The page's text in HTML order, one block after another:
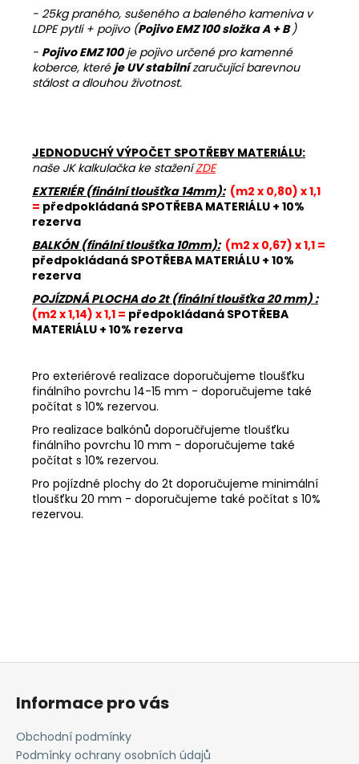
- 25kg praného, sušeného a baleného kameniva v
LDPE pytli + pojivo (Pojivo EMZ 100 složka A + B )
- Pojivo EMZ 100je pojivo určené pro kamenné
koberce, které je UV stabilnízaručující barevnou
stálost a dlouhou životnost.
JEDNODUCHÝ VÝPOČET SPOTŘEBY MATERIÁLU:
naše JK kalkulačka ke staženíZDE
EXTERIÉR (finální tloušťka 14mm): (m2 x 0,80) x 1,1
= předpokládaná SPOTŘEBA MATERIÁLU + 10%
rezerva
BALKÓN (finální tloušťka 10mm): (m2 x 0,67) x 1,1 =
předpokládaná SPOTŘEBA MATERIÁLU + 10%
rezerva
POJÍZDNÁ PLOCHA do 2t (finální tloušťka 20 mm) :
(m2 x 1,14) x 1,1 = předpokládaná SPOTŘEBA
MATERIÁLU + 10% rezerva
Pro exteriérové realizace doporučujeme tloušťku
finálního povrchu 14-15 mm - doporučujeme také
počítat s 10% rezervou.
Pro realizace balkónů doporučřujeme tloušťku
finálního povrchu 10 mm - doporučujeme také
počítat s 10% rezervou.
Pro pojízdné plochy do 2t doporučujeme minimální
tloušťku 20 mm - doporučujeme také počítat s 10%
rezervou.
Z
Informace pro vás
Obchodní podmínky
Podmínky ochrany osobních údajů